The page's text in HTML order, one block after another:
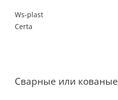
Ws-plast
Certa
Сварные или кованые